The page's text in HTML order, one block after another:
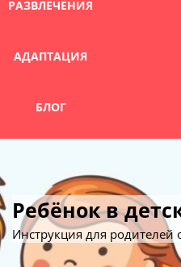
РАЗВЛЕЧЕНИЯ
АДАПТАЦИЯ
БЛОГ
Ребёнок в
Инструкция для родителей